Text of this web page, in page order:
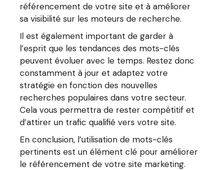
référencement de votre site et à améliorer
sa visibilité sur les moteurs de recherche.
Il est également important de garder à
l’esprit que les tendances des mots-clés
peuvent évoluer avec le temps. Restez donc
constamment à jour et adaptez votre
stratégie en fonction des nouvelles
recherches populaires dans votre secteur.
Cela vous permettra de rester compétitif et
d’attirer un trafic qualifié vers votre site.
En conclusion, l’utilisation de mots-clés
pertinents est un élément clé pour améliorer
le référencement de votre site marketing.